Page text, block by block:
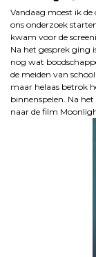
Vandaag moest ik
ons onderzoek
kwam voor de
Na het gesprek ging
nog wat
de meiden van
maar helaas betrok
binnenspelen. Na
naar de film